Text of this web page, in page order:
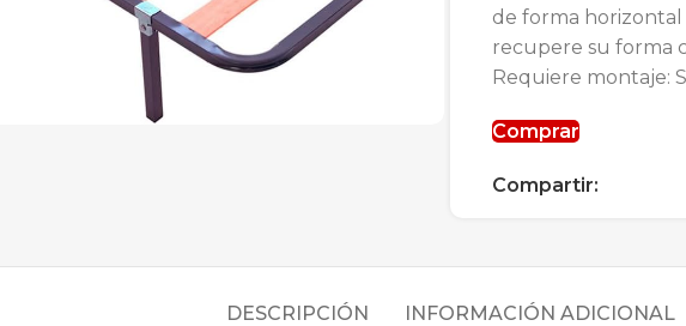
de forma
recupere su forma
Requiere montaje:
Comprar
Compartir:
DESCRIPCIÓN INFORMACIÓN ADICIONAL